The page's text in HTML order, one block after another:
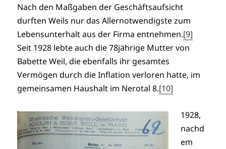
Nach den Maßgaben der Geschäftsaufsicht
durften Weils nur das Allernotwendigste zum
Lebensunterhalt aus der Firma entnehmen.[9]
Seit 1928 lebte auch die 78jährige Mutter von
Babette Weil, die ebenfalls ihr gesamtes
Vermögen durch die Inflation verloren hatte, im
gemeinsamen Haushalt im Nerotal 8.[10]
1928,
nachd
em